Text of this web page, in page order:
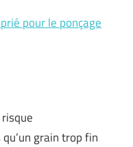
pour le ponçage
grain trop fin